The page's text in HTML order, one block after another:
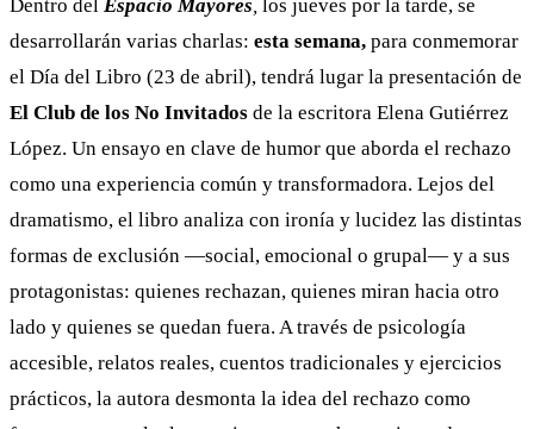
Dentro del Espacio Mayores, los jueves por la tarde, se
desarrollarán varias charlas: esta semana, para conmemorar
el Día del Libro (23 de abril), tendrá lugar la presentación de
El Club de los No Invitados de la escritora Elena Gutiérrez
López. Un ensayo en clave de humor que aborda el rechazo
como una experiencia común y transformadora. Lejos del
dramatismo, el libro analiza con ironía y lucidez las distintas
formas de exclusión —social, emocional o grupal— y a sus
protagonistas: quienes rechazan, quienes miran hacia otro
lado y quienes se quedan fuera. A través de psicología
accesible, relatos reales, cuentos tradicionales y ejercicios
prácticos, la autora desmonta la idea del rechazo como